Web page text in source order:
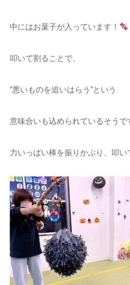
中にはお菓子が入っています！
叩いて割ることで、
”悪いものを追いはらう”という
意味合いも込められているそうで
力いっぱい棒を振りかぶり、叩い